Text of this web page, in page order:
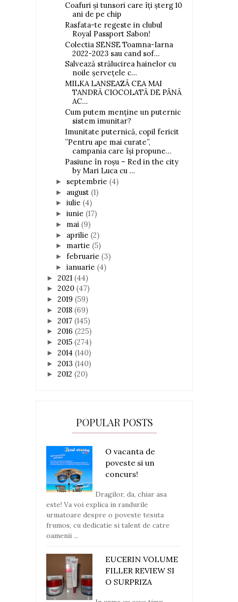
Coafuri și tunsori care îți șterg 10
ani de pe chip
Rasfata-te regeste in clubul
Royal Passport Sabon!
Colectia SENSE Toamna-Iarna
2022-2023 sau cand sof...
Salvează strălucirea hainelor cu
noile șervețele c...
MILKA LANSEAZĂ CEA MAI
TANDRĂ CIOCOLATĂ DE PÂNĂ
AC...
Cum putem menține un puternic
sistem imunitar?
Imunitate puternică, copil fericit
”Pentru ape mai curate”,
campania care își propune...
Pasiune în roșu – Red in the city
by Mari Luca cu ...
► septembrie (4)
► august (1)
► iulie (4)
► iunie (17)
► mai (9)
► aprilie (2)
► martie (5)
► februarie (3)
► ianuarie (4)
► 2021 (44)
► 2020 (47)
► 2019 (59)
► 2018 (69)
► 2017 (145)
► 2016 (225)
► 2015 (274)
► 2014 (140)
► 2013 (140)
► 2012 (20)
POPULAR POSTS
O vacanta de
poveste si un
concurs!
Dragilor, da, chiar asa
este! Va voi explica in randurile
urmatoare despre o poveste tesuta
frumos, cu dedicatie si talent de catre
oamenii ...
EUCERIN VOLUME
FILLER REVIEW SI
O SURPRIZA